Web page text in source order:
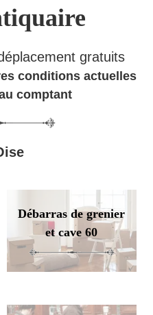
gratuits
conditions actuelles
comptant
Débarras de grenier
et cave 60